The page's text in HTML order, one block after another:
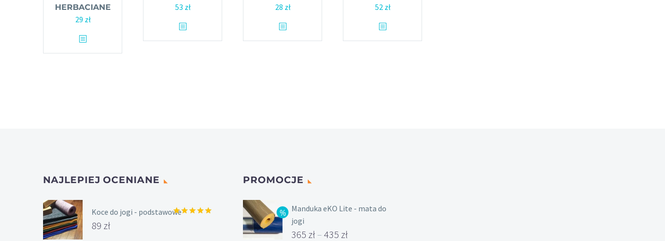
HERBACIANE
29 zł
53 zł 28 zł 52 zł
NAJLEPIEJ OCENIANE
Koce do jogi - podstawowe
89 zł
PROMOCJE
Manduka eKO Lite - mata do
jogi
365 zł – 435 zł